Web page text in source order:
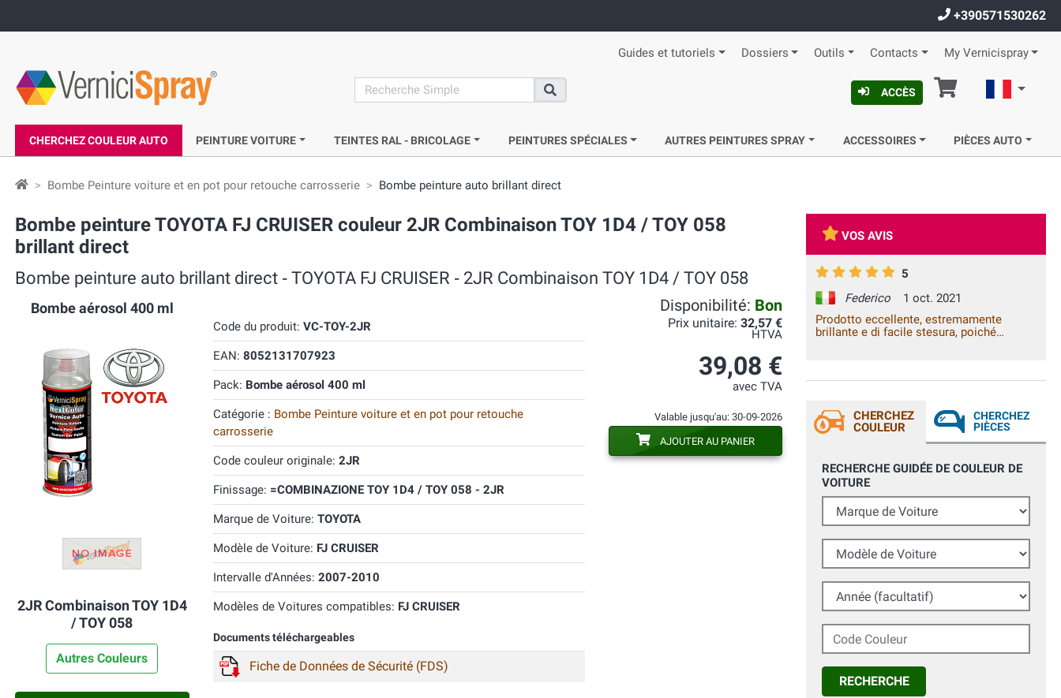
+390571530262
Guides et tutoriels Dossiers Outils Contacts My Vernicispray
search
Recherche
ACCÈS Panier
CHERCHEZ COULEUR AUTO PEINTURE VOITURE TEINTES RAL - BRICOLAGE PEINTURES SPÉCIALES AUTRES PEINTURES SPRAY ACCESSOIRES PIÈCES AUTO
Bombe Peinture voiture et en pot pour retouche carrosserie Bombe peinture auto brillant direct
Bombe peinture TOYOTA FJ CRUISER couleur 2JR Combinaison TOY 1D4 / TOY 058
brillant direct
Bombe peinture auto brillant direct ‐ TOYOTA FJ CRUISER ‐ 2JR Combinaison TOY 1D4 / TOY 058
Bombe aérosol 400 ml
2JR Combinaison TOY 1D4
/ TOY 058
Autres Couleurs
Code du produit: VC-TOY-2JR
EAN: 8052131707923
Pack: Bombe aérosol 400 ml
Catégorie : Bombe Peinture voiture et en pot pour retouche
carrosserie
Code couleur originale: 2JR
Finissage: =COMBINAZIONE TOY 1D4 / TOY 058 - 2JR
Marque de Voiture: TOYOTA
Modèle de Voiture: FJ CRUISER
Intervalle d'Années: 2007-2010
Modèles de Voitures compatibles: FJ CRUISER
Documents téléchargeables
Fiche de Données de Sécurité (FDS)
Disponibilité: Bon
Prix unitaire: 32,57 €
HTVA
39,08 €
avec TVA
Valable jusqu'au: 30-09-2026
AJOUTER AU PANIER
VOS AVIS
5
Federico
1 oct. 2021
Prodotto eccellente, estremamente
brillante e di facile stesura, poiché
colature. Confermo la copertura di circa
temperatura ambiente di circa 22 gradi il
prodotto è risultato utilizzabile per quasi
24 h prima della totale catalizzazione.
CHERCHEZ
COULEUR
CHERCHEZ
PIÈCES
RECHERCHE GUIDÉE DE COULEUR DE
VOITURE
Marque de Voiture
Modèle de Voiture
Année (facultatif)
Code Couleur
RECHERCHE